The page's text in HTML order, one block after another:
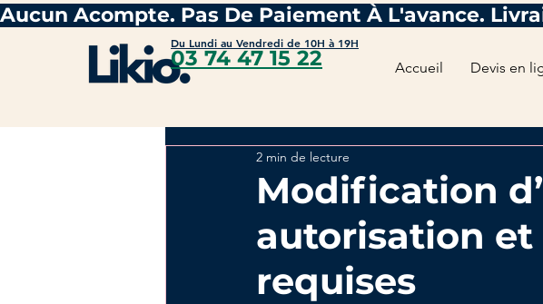
Du Lundi au Vendredi de 10H à 19H
03 74 47 15 22 Accueil Devis en
Modification
autorisation
requises
2 min de lecture